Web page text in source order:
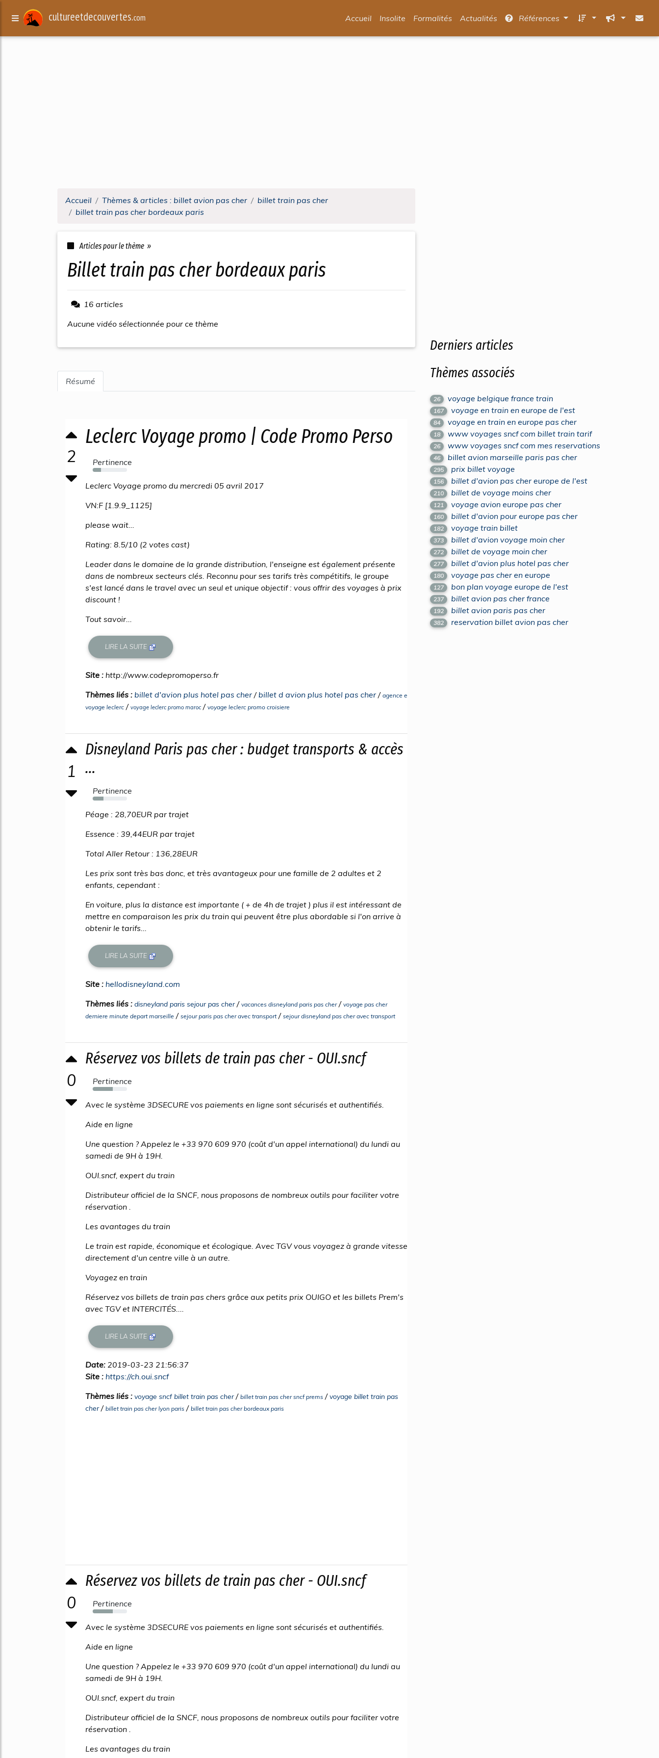
cultureetdecouvertes.com Accueil Insolite Formalités Actualités Références
Accueil Thèmes & articles : billet avion pas cher
billet train pas cher
billet train pas cher bordeaux paris
Articles pour le thème »
billet train pas cher bordeaux paris
16 articles
Aucune vidéo sélectionnée pour ce thème
Résumé
2
Leclerc Voyage promo | Code Promo Perso
Pertinence
24%
Leclerc Voyage promo du mercredi 05 avril 2017
VN:F [1.9.9_1125]
please wait...
Rating: 8.5/10 (2 votes cast)
Leader dans le domaine de la grande distribution, l'enseigne est également présente
dans de nombreux secteurs clés. Reconnu pour ses tarifs très compétitifs, le groupe
s'est lancé dans le travel avec un seul et unique objectif : vous offrir des voyages à prix
discount !
Tout savoir...
LIRE LA SUITE
Site : http://www.codepromoperso.fr
Thèmes liés : billet d'avion plus hotel pas cher / billet d avion plus hotel pas cher / agence e
voyage leclerc / voyage leclerc promo maroc/ voyage leclerc promo croisiere
1
Disneyland Paris pas cher : budget transports & accès
...
Pertinence
32%
Péage : 28,70EUR par trajet
Essence : 39,44EUR par trajet
Total Aller Retour : 136,28EUR
Les prix sont très bas donc, et très avantageux pour une famille de 2 adultes et 2
enfants, cependant :
En voiture, plus la distance est importante ( + de 4h de trajet ) plus il est intéressant de
mettre en comparaison les prix du train qui peuvent être plus abordable si l'on arrive à
obtenir le tarifs...
LIRE LA SUITE
Site : hellodisneyland.com
Thèmes liés : disneyland paris sejour pas cher/ vacances disneyland paris pas cher/ voyage pas cher
derniere minute depart marseille / sejour paris pas cher avec transport/ sejour disneyland pas cher avec transport
0
Réservez vos billets de train pas cher - OUI.sncf
Pertinence
58%
Avec le système 3DSECURE vos paiements en ligne sont sécurisés et authentifiés.
Aide en ligne
Une question ? Appelez le +33 970 609 970 (coût d'un appel international) du lundi au
samedi de 9H à 19H.
OUI.sncf, expert du train
Distributeur officiel de la SNCF, nous proposons de nombreux outils pour faciliter votre
réservation .
Les avantages du train
Le train est rapide, économique et écologique. Avec TGV vous voyagez à grande vitesse
directement d'un centre ville à un autre.
Voyagez en train
Réservez vos billets de train pas chers grâce aux petits prix OUIGO et les billets Prem's
avec TGV et INTERCITÉS....
LIRE LA SUITE
Date: 2019-03-23 21:56:37
Site : https://ch.oui.sncf
Thèmes liés : voyage sncf billet train pas cher/ billet train pas cher sncf prems /voyage billet train pas
cher/ billet train pas cher lyon paris / billet train pas cher bordeaux paris
0
Réservez vos billets de train pas cher - OUI.sncf
Pertinence
58%
Avec le système 3DSECURE vos paiements en ligne sont sécurisés et authentifiés.
Aide en ligne
Une question ? Appelez le +33 970 609 970 (coût d'un appel international) du lundi au
samedi de 9H à 19H.
OUI.sncf, expert du train
Distributeur officiel de la SNCF, nous proposons de nombreux outils pour faciliter votre
réservation .
Les avantages du train
Derniers articles
Thèmes associés
26 voyage belgique france train
167 voyage en train en europe de l'est
84 voyage en train en europe pas cher
18 www voyages sncf com billet train tarif
26 www voyages sncf com mes reservations
46 billet avion marseille paris pas cher
295 prix billet voyage
156 billet d'avion pas cher europe de l'est
210 billet de voyage moins cher
121 voyage avion europe pas cher
160 billet d'avion pour europe pas cher
182 voyage train billet
373 billet d'avion voyage moin cher
272 billet de voyage moin cher
277 billet d'avion plus hotel pas cher
180 voyage pas cher en europe
127 bon plan voyage europe de l'est
237 billet avion pas cher france
192 billet avion paris pas cher
382 reservation billet avion pas cher